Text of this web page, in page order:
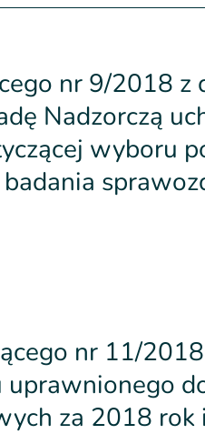
nr 9/2018 z
Nadzorczą
wyboru
nr 11/
za 2018